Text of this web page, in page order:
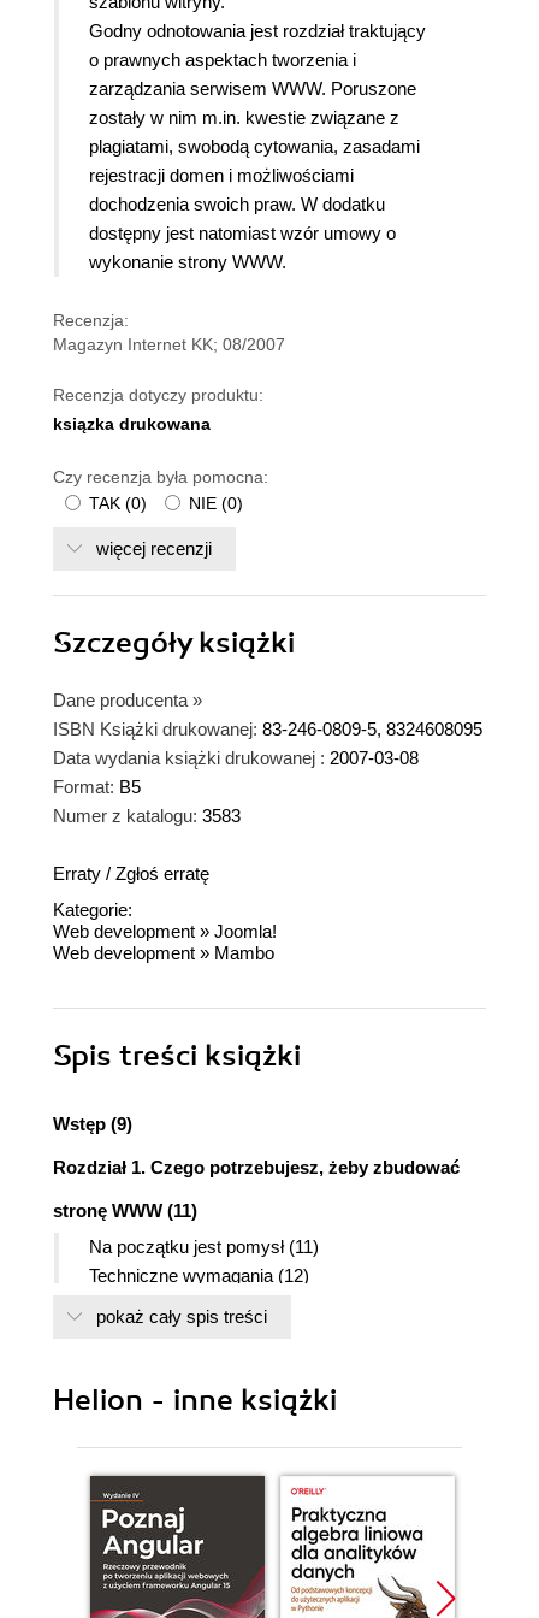
Godny odnotowania jest rozdział traktujący
o prawnych aspektach tworzenia i
zarządzania serwisem WWW. Poruszone
zostały w nim m.in. kwestie związane z
plagiatami, swobodą cytowania, zasadami
rejestracji domen i możliwościami
dochodzenia swoich praw. W dodatku
dostępny jest natomiast wzór umowy o
wykonanie strony WWW.
Recenzja:
Magazyn Internet KK; 08/2007
Recenzja dotyczy produktu:
ksiązka drukowana
Czy recenzja była pomocna:
TAK (0) NIE (0)
więcej recenzji
Szczegółyksiążki
Dane producenta »
ISBN Książki drukowanej: 83-246-0809-5, 8324608095
Data wydania książki drukowanej : 2007-03-08
Format: B5
Numer z katalogu: 3583
Erraty / Zgłoś erratę
Kategorie:
Web development » Joomla!
Web development » Mambo
Spis treści książki
Wstęp (9)
Rozdział 1. Czego potrzebujesz, żeby zbudować
stronę WWW (11)
Na początku jest pomysł (11)
Techniczne wymagania (12)
Komputer (12)
Dostęp do Internetu (13)
Klient FTP (20)
Przeglądarki internetowe (31)
Edytor (34)
Edytor graficzny (35)
Domena (36)
Co to jest subdomena? (37)
Jak utworzyć subdomenę na koncie
pokaż cały spis treści
Helion - inne książki